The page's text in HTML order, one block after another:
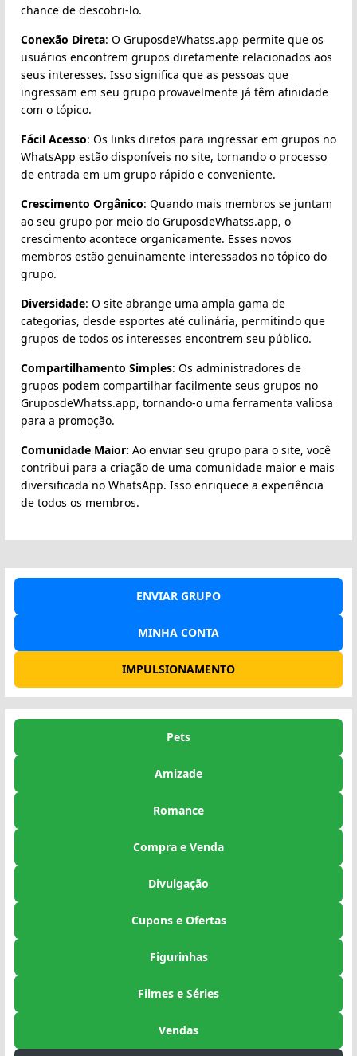
chance de descobri-lo.
Conexão Direta: O GruposdeWhatss.app permite que os
usuários encontrem grupos diretamente relacionados aos
seus interesses. Isso significa que as pessoas que
ingressam em seu grupo provavelmente já têm afinidade
com o tópico.
Fácil Acesso: Os links diretos para ingressar em grupos no
WhatsApp estão disponíveis no site, tornando o processo
de entrada em um grupo rápido e conveniente.
Crescimento Orgânico: Quando mais membros se juntam
ao seu grupo por meio do GruposdeWhatss.app, o
crescimento acontece organicamente. Esses novos
membros estão genuinamente interessados no tópico do
grupo.
Diversidade: O site abrange uma ampla gama de
categorias, desde esportes até culinária, permitindo que
grupos de todos os interesses encontrem seu público.
Compartilhamento Simples: Os administradores de
grupos podem compartilhar facilmente seus grupos no
GruposdeWhatss.app, tornando-o uma ferramenta valiosa
para a promoção.
Comunidade Maior: Ao enviar seu grupo para o site, você
contribui para a criação de uma comunidade maior e mais
diversificada no WhatsApp. Isso enriquece a experiência
de todos os membros.
ENVIAR GRUPO
MINHA CONTA
IMPULSIONAMENTO
Pets
Amizade
Romance
Compra e Venda
Divulgação
Cupons e Ofertas
Figurinhas
Filmes e Séries
Vendas